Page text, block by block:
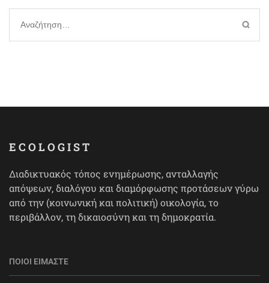
Αναζήτηση
για:
ECOLOGIST
Διαδικτυακός τόπος ενημέρωσης, ανταλλαγής
απόψεων, διαλόγου και διαμόρφωσης προτάσεων γύρω
από την (κοινωνική και πολιτική) οικολογία, το
περιβάλλον, τη δικαιοσύνη και τη δημοκρατία.
ΠΟΙΟΙ ΕΊΜΑΣΤΕ